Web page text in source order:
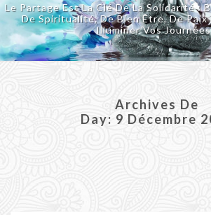
Le Partage Est La Clé De La Solidarité :
De Spiritualité, De Bien Être, De Paix
Illuminer Vos
Archives De
Day: 9 Décembre